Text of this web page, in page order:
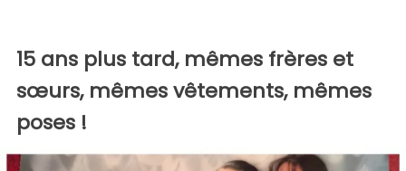
15 ans plus tard, mêmes frères et
sœurs, mêmes vêtements, mêmes
poses !